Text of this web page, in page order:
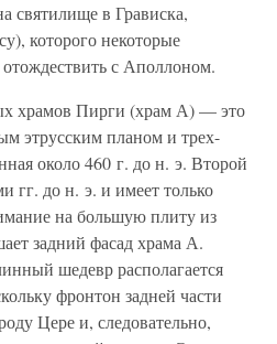
святилище в Грависка,
которого некоторые
с Аполлоном.
храмов Пирги (храм А) — это
этрусским планом и трех-
около 460 г. до н. э. Второй
гг. до н. э. и имеет только
на большую плиту из
задний фасад храма А.
шедевр располагается
фронтон задней части
Цере и, следовательно,